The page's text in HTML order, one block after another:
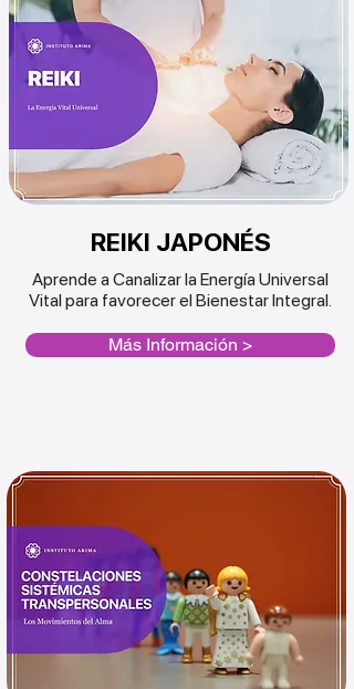
REIKI JAPONÉS
Aprende a Canalizar la Energía Universal
Vital para favorecer el Bienestar Integral.
Más Información >